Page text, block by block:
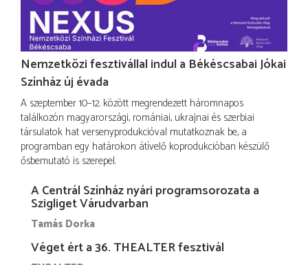
Nemzetközi fesztivállal indul a Békéscsabai Jókai
Színház új évada
A szeptember 10–12. között megrendezett háromnapos
találkozón magyarországi, romániai, ukrajnai és szerbiai
társulatok hat versenyprodukcióval mutatkoznak be, a
programban egy határokon átívelő koprodukcióban készülő
ősbemutató is szerepel.
A Centrál Színház nyári programsorozata a
Szigliget Várudvarban
Tamás Dorka
Véget ért a 36. THEALTER fesztivál